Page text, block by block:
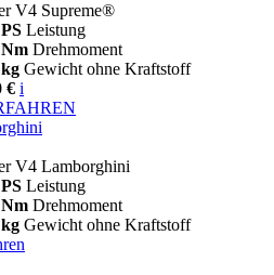
V4 Supreme®
Leistung
Drehmoment
Gewicht ohne Kraftstoff
€ i
V4 Lamborghini
Leistung
Drehmoment
Gewicht ohne Kraftstoff